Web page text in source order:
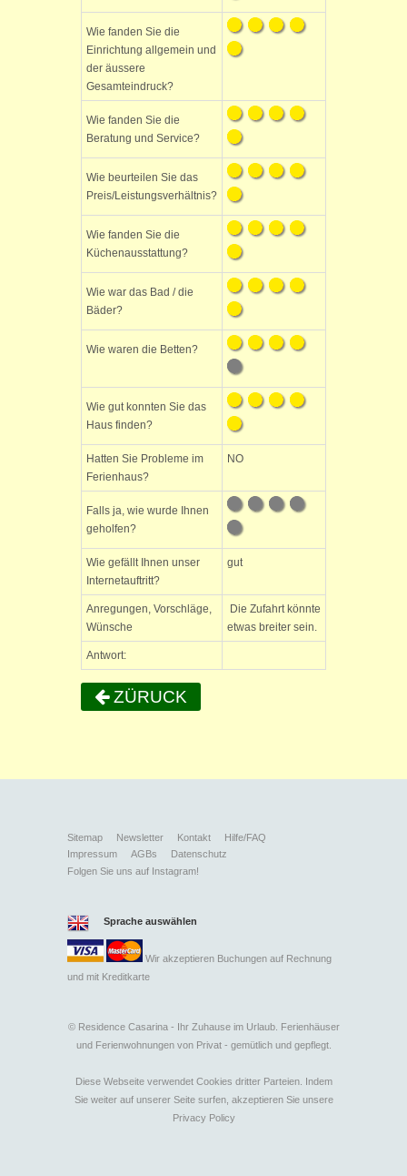
Wie fanden Sie die
Einrichtung allgemein und
der äussere
Gesamteindruck?
Wie fanden Sie die
Beratung und Service?
Wie beurteilen Sie das
Preis/Leistungsverhältnis?
Wie fanden Sie die
Küchenausstattung?
Wie war das Bad / die
Bäder?
Wie waren die Betten?
Wie gut konnten Sie das
Haus finden?
Hatten Sie Probleme im
Ferienhaus?
NO
Falls ja, wie wurde Ihnen
geholfen?
Wie gefällt Ihnen unser
Internetauftritt?
gut
Anregungen, Vorschläge,
Wünsche
Die Zufahrt könnte
etwas breiter sein.
Antwort:
ZÜRUCK
Sitemap Newsletter Kontakt
Hilfe/FAQ
Impressum
AGBs
Datenschutz
Folgen Sie uns auf Instagram!
Sprache auswählen
Wir akzeptieren Buchungen auf Rechnung
und mit Kreditkarte
©Residence Casarina - Ihr Zuhause im Urlaub. Ferienhäuser
und Ferienwohnungen von Privat - gemütlich und gepflegt.
Diese Webseite verwendet Cookies dritter Parteien. Indem
Sie weiter auf unserer Seite surfen, akzeptieren Sie unsere
Privacy Policy